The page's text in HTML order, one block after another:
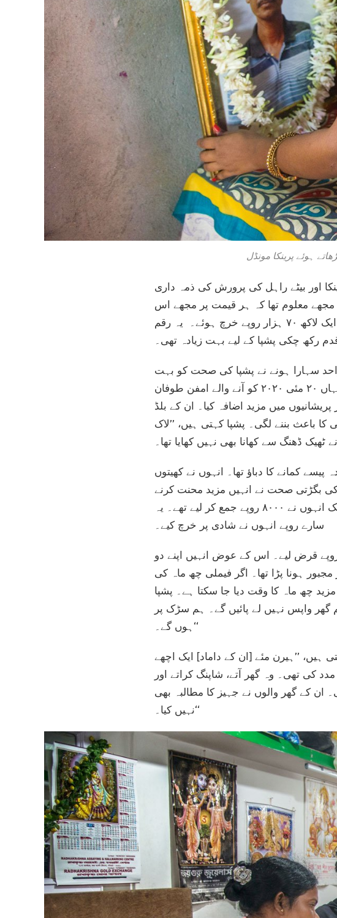
ہوئے پرینکا مونڈل
اور بیٹے راہل کی پرورش کی ذمہ داری
مجھے معلوم تھا کہ ہر قیمت پر مجھے اس
خواب کو پورا کرنا ہے۔ میں کب تک اس سے انتظار کرواتی؟‘‘ شادی پر تقریباً ایک لاکھ ۷۰ ہزار روپے خرچ ہوئے۔ یہ رقم
رکھ چکی پشپا کے لیے بہت زیادہ تھی۔
سہارا ہونے نے پشپا کی صحت کو بہت
متاثر کیا۔ وہ دائمی تناؤ محسوس کرنے لگیں اور ڈپریشن کا شکار ہوگئیں۔ جہاں ۲۰ مئی ۲۰۲۰ کو آنے والے امفن طوفان
مرض نے ان کے تناؤ اور پریشانیوں میں مزید اضافہ کیا۔ ان کے بلڈ
باعث بننے لگی۔ پشپا کہتی ہیں، ’’لاک
لیے زیادہ پیسے کمانے کا دباؤ تھا۔ انہوں نے کھیتوں
کی بگڑتی صحت نے انہیں مزید محنت کرنے
پر مجبور کیا۔ لاک ڈاؤن کی وجہ سے کام متاثر ہونے سے چند مہینے قبل تک انہوں نے ۸۰۰۰ روپے جمع کر لیے تھے۔ یہ
سارے روپے انہوں نے شادی پر خرچ کیے۔
ساہوکار سے ۳۴ فی صد سالانہ سود کی شرح پر ۵۰ ہزار روپے قرض لیے۔ اس کے عوض انہیں اپنے دو
ہونا پڑا تھا۔ اگر فیملی چھ ماہ کی
چھ ماہ کا وقت دیا جا سکتا ہے۔ پشپا
گھر واپس نہیں لے پائیں گے۔ ہم سڑک پر
ہوں گے۔‘‘
ہیں، ’’ہیرن مئے [ان کے داماد] ایک اچھے
کی تھی۔ وہ گھر آتے، شاپنگ کراتے اور
کے گھر والوں نے جہیز کا مطالبہ بھی
نہیں کیا۔‘‘